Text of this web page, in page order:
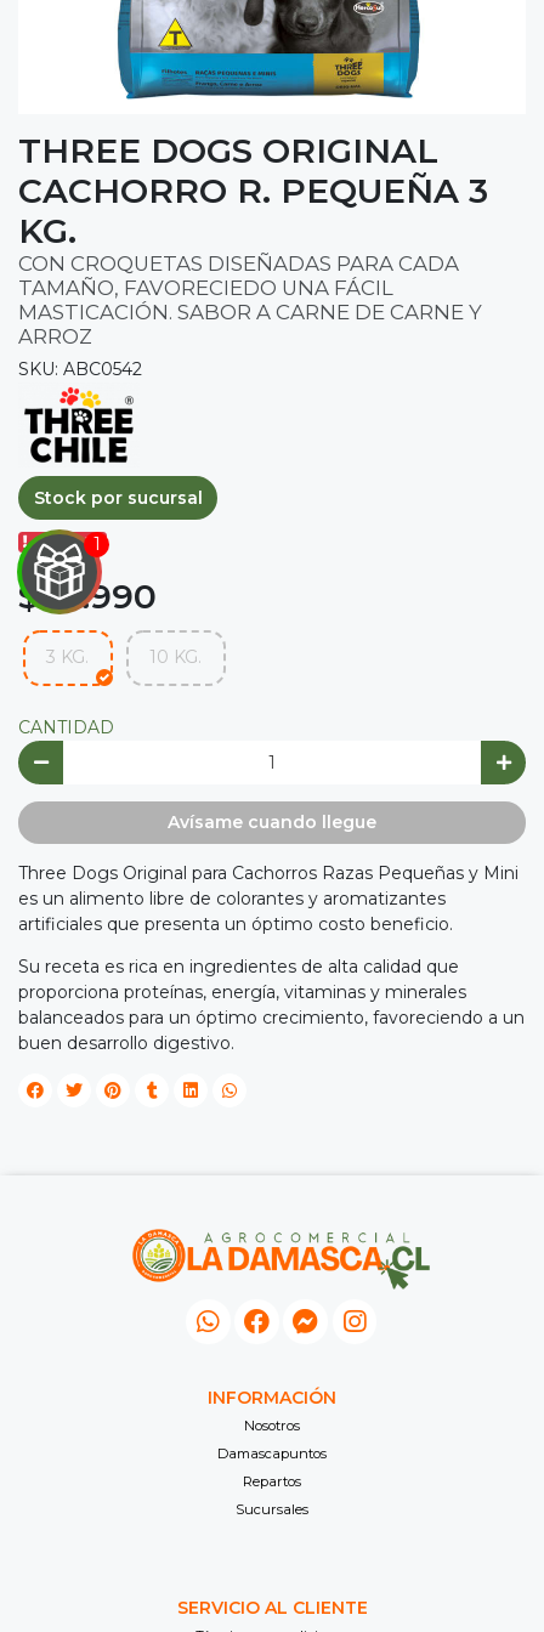
correo
JUGAR
THREE DOGS ORIGINAL
CACHORRO R. PEQUEÑA 3
KG.
CON CROQUETAS DISEÑADAS PARA CADA
TAMAÑO, FAVORECIEDO UNA FÁCIL
MASTICACIÓN. SABOR A CARNE DE CARNE Y
ARROZ
SKU: ABC0542
Stock por sucursal
Agotado.
$ 15.990
3 KG. 10 KG.
CANTIDAD
Avísame cuando llegue
Three Dogs Original para Cachorros Razas Pequeñas y Mini
es un alimento libre de colorantes y aromatizantes
artificiales que presenta un óptimo costo beneficio.
Su receta es rica en ingredientes de alta calidad que
proporciona proteínas, energía, vitaminas y minerales
balanceados para un óptimo crecimiento, favoreciendo a un
buen desarrollo digestivo.
INFORMACIÓN
Nosotros
Damascapuntos
Repartos
Sucursales
SERVICIO AL CLIENTE